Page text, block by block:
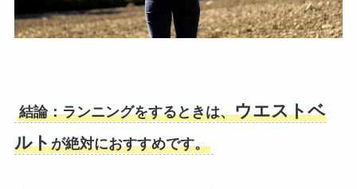
結論：ランニングをするときは、ウエストベ
ルトが絶対におすすめです。